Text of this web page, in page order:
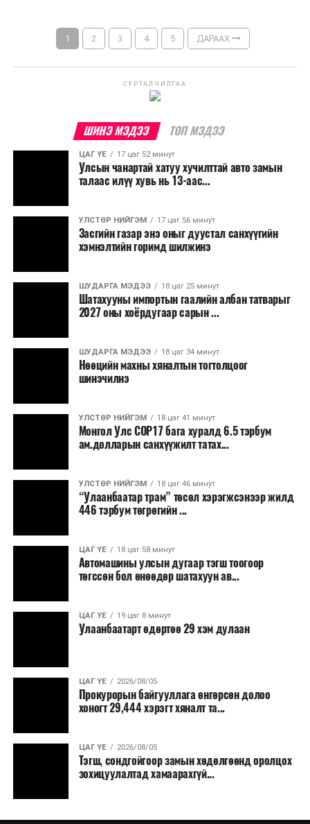
1 2 3 4 5 ДАРААХ
СУРТАЛЧИЛГАА
ШИНЭ МЭДЭЭ ТОП МЭДЭЭ
ЦАГ ҮЕ 17 цаг 52 минут
Улсын чанартай хатуу хучилттай авто замын
талаас илүү хувь нь 13-аас...
УЛСТӨР НИЙГЭМ 17 цаг 56 минут
Засгийн газар энэ оныг дуустал санхүүгийн
хэмнэлтийн горимд шилжинэ
ШУДАРГА МЭДЭЭ 18 цаг 25 минут
Шатахууны импортын гаалийн албан татварыг
2027 оны хоёрдугаар сарын ...
ШУДАРГА МЭДЭЭ 18 цаг 34 минут
Нөөцийн махны хяналтын тогтолцоог
шинэчилнэ
УЛСТӨР НИЙГЭМ 18 цаг 41 минут
Монгол Улс COP17 бага хуралд 6.5 тэрбум
ам.долларын санхүүжилт татах...
УЛСТӨР НИЙГЭМ 18 цаг 46 минут
“Улаанбаатар трам” төсөл хэрэгжсэнээр жилд
446 тэрбум төгрөгийн ...
ЦАГ ҮЕ 18 цаг 58 минут
Автомашины улсын дугаар тэгш тоогоор
төгссөн бол өнөөдөр шатахуун ав...
ЦАГ ҮЕ 19 цаг 8 минут
Улаанбаатарт өдөртөө 29 хэм дулаан
ЦАГ ҮЕ 2026/08/05
Прокурорын байгууллага өнгөрсөн долоо
хоногт 29,444 хэрэгт хяналт та...
ЦАГ ҮЕ 2026/08/05
Тэгш, сондгойгоор замын хөдөлгөөнд оролцох
зохицуулалтад хамаарахгүй...